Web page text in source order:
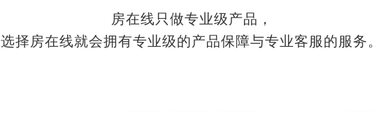
房在线只做专业级产品，
选择房在线就会拥有专业级的产品保障与专业客服的服务。